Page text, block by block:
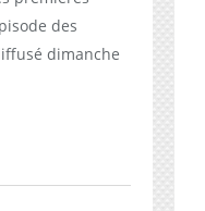
des
dimanche